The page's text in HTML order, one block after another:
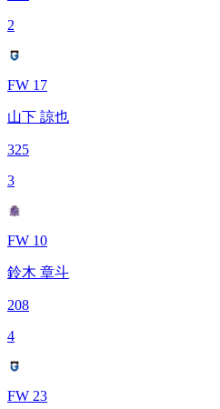
2
FW 17
山下 諒也
325
3
FW 10
鈴木 章斗
208
4
FW 23